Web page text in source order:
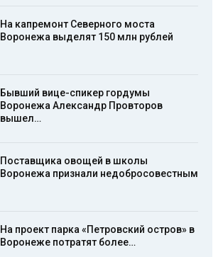
На капремонт Северного моста
Воронежа выделят 150 млн рублей
Бывший вице-спикер гордумы
Воронежа Александр Провторов
вышел…
Поставщика овощей в школы
Воронежа признали недобросовестным
На проект парка «Петровский остров» в
Воронеже потратят более…